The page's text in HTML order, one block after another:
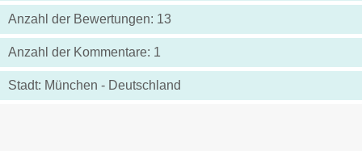
Anzahl der Bewertungen: 13
Anzahl der Kommentare: 1
Stadt: München - Deutschland